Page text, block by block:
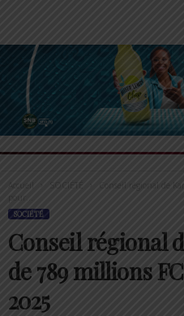
SOCIÉTÉ
Conseil régional de
pour...
SOCIÉTÉ
Conseil régional
de 789 millions
2025